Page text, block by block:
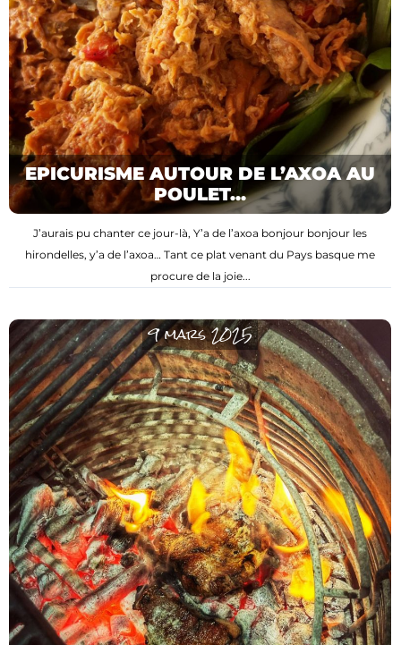
EPICURISME AUTOUR DE L’AXOA AU
POULET...
J’aurais pu chanter ce jour-là, Y’a de l’axoa bonjour bonjour les
hirondelles, y’a de l’axoa… Tant ce plat venant du Pays basque me
procure de la joie...
9 mars 2025